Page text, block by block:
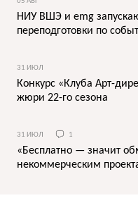
НИУ ВШЭ и emg
переподготовки по
31 ИЮЛ
Конкурс «Клуба Арт-
жюри 22-го сезона
31 ИЮЛ 1
«Бесплатно — значит
некоммерческим